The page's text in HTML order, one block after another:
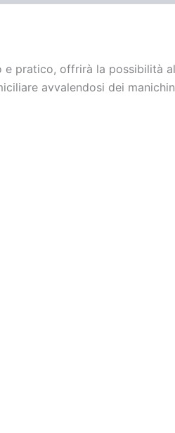
e pratico, offrirà la possibilità
avvalendosi dei